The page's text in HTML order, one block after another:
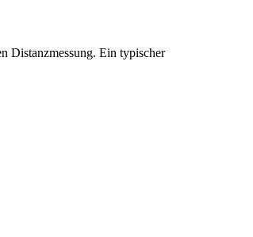
Distanzmessung. Ein typischer